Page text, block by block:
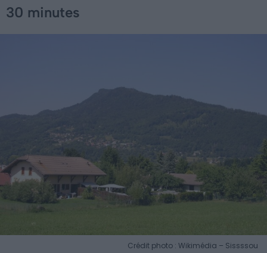
30 minutes
Crédit photo : Wikimédia – Sissssou